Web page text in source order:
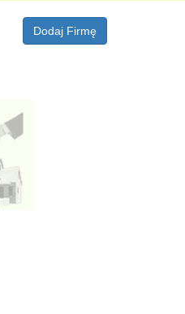
Dodaj Firmę